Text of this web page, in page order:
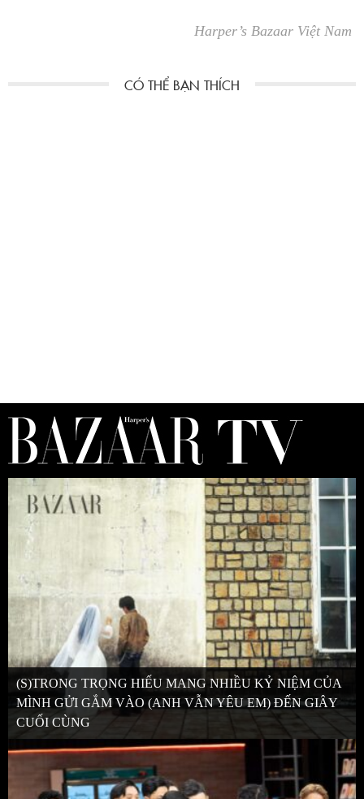
Harper’s Bazaar Việt Nam
(S)TRONG TRỌNG HIẾU MANG NHIỀU KỶ NIỆM CỦA
MÌNH GỬI GẮM VÀO (ANH VẪN YÊU EM) ĐẾN GIÂY
CUỐI CÙNG